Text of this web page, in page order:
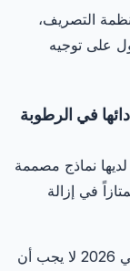
التصريف،
على توجيه
في الرطوبة
علامات تجارية مثل Frigidaire وLG وHaier لديها نماذج مصممة
في إزالة
اختيار أفضل وحدة تكييف للمناطق الرطبة في 2026 لا يجب أن